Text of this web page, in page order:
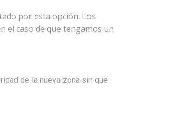
por esta opción. Los
el caso de que tengamos un
de la nueva zona sin que